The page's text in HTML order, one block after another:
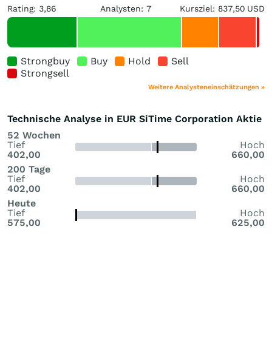
Rating: 3,86 Analysten: 7 Kursziel: 837,50 USD
Strongbuy Buy Hold
Sell
Strongsell
Weitere Analysteneinschätzungen »
Technische Analyse in EUR SiTime Corporation Aktie
52 Wochen
Tief
402,00
Hoch
660,00
200 Tage
Tief
402,00
Hoch
660,00
Heute
Tief
575,00
Hoch
625,00